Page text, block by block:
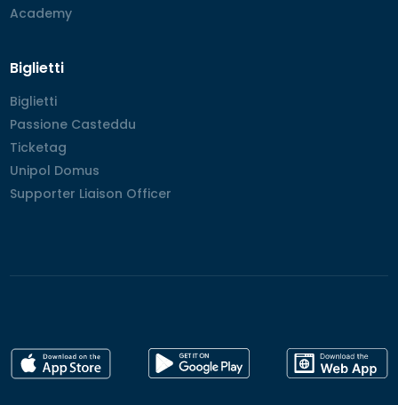
Academy
Academy
Biglietti
Biglietti
Biglietti
Passione Casteddu
Passione Casteddu
Ticketag
Ticketag
Unipol Domus
Unipol Domus
Supporter Liaison Officer
Supporter Liaison Officer